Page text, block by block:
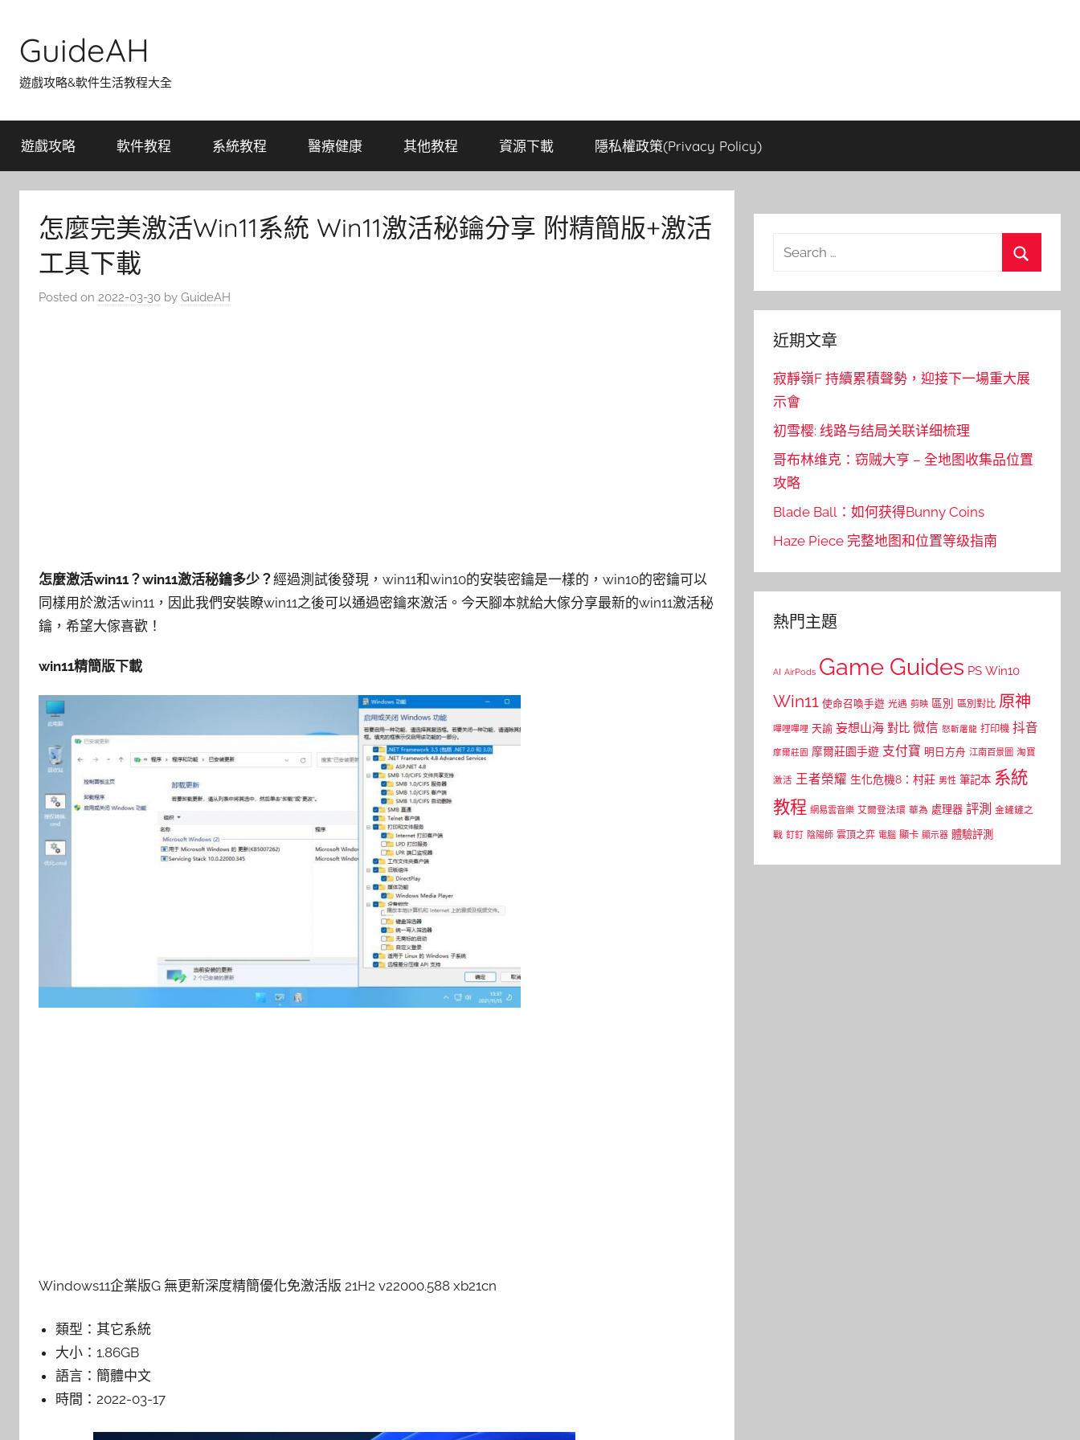
content
GuideAH
遊戲攻略&軟件生活教程大全
遊戲攻略 軟件教程 系統教程 醫療健康 其他教程 資源下載 隱私權政策(Privacy Policy)
怎麼完美激活Win11系統 Win11激活秘鑰分享 附精簡版+激活
工具下載
Posted on 2022-03-30 by GuideAH
怎麼激活win11？win11激活秘鑰多少？經過測試後發現，win11和win10的安裝密鑰是一樣的，win10的密鑰可以
同樣用於激活win11，因此我們安裝瞭win11之後可以通過密鑰來激活。今天腳本就給大傢分享最新的win11激活秘
鑰，希望大傢喜歡！
win11精簡版下載
Windows11企業版G 無更新深度精簡優化免激活版 21H2 v22000.588 xb21cn
類型： 其它系統
大小：1.86GB
語言： 簡體中文
時間：2022-03-17
Search
近期文章
寂靜嶺F 持續累積聲勢，迎接下一場重大展
示會
初雪樱: 线路与结局关联详细梳理
哥布林维克：窃贼大亨 – 全地图收集品位置
攻略
Blade Ball：如何获得Bunny Coins
Haze Piece 完整地图和位置等级指南
熱門主題
AI AirPods Game Guides PS Win10
Win11 使命召喚手遊 光遇 剪映 區別 區別對比 原神
嗶哩嗶哩 天諭 妄想山海 對比 微信 怒斬屠龍 打印機 抖音
摩爾莊園 摩爾莊園手遊 支付寶 明日方舟 江南百景圖 淘寶
激活 王者榮耀 生化危機8：村莊 男性 筆記本 系統
教程 網易雲音樂 艾爾登法環 華為 處理器 評測 金鏟鏟之
戰 釘釘 陰陽師 雲頂之弈 電腦 顯卡 顯示器 體驗評測